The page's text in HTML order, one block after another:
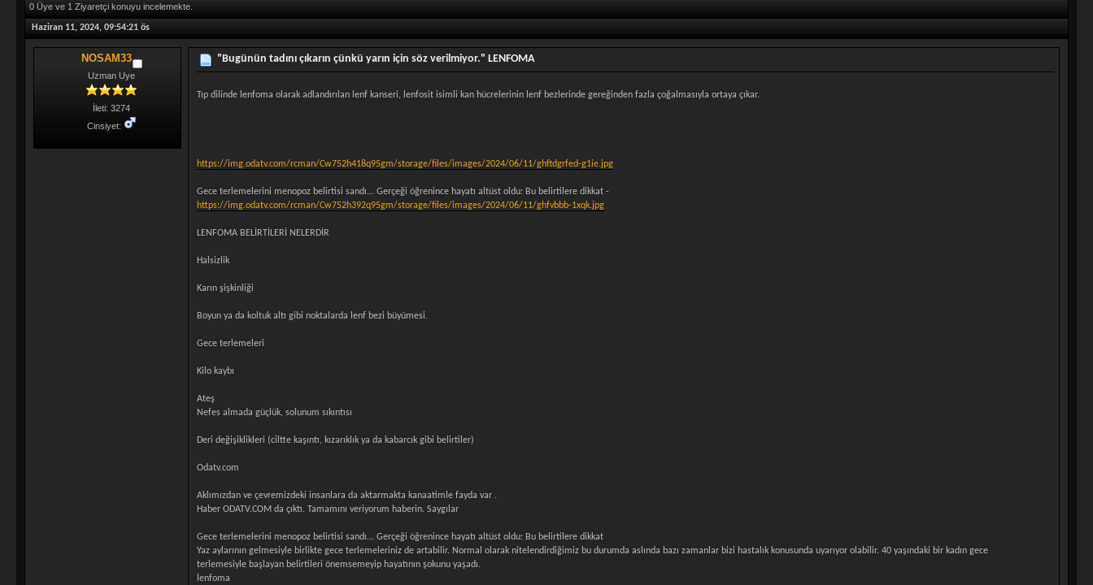
0 Üye ve 1 Ziyaretçi konuyu incelemekte.
Haziran 11, 2024, 09:54:21 ös
NOSAM33
Uzman Uye
İleti: 3274
Cinsiyet:
"Bugünün tadını çıkarın çünkü yarın için söz verilmiyor." LENFOMA
Tıp dilinde lenfoma olarak adlandırılan lenf kanseri, lenfosit isimli kan hücrelerinin lenf bezlerinde gereğinden fazla çoğalmasıyla ortaya çıkar.
https://img.odatv.com/rcman/Cw752h418q95gm/storage/files/images/2024/06/11/ghftdgrfed-g1ie.jpg
Gece terlemelerini menopoz belirtisi sandı... Gerçeği öğrenince hayatı altüst oldu: Bu belirtilere dikkat -
https://img.odatv.com/rcman/Cw752h392q95gm/storage/files/images/2024/06/11/ghfvbbb-1xqk.jpg
LENFOMA BELİRTİLERİ NELERDİR
Halsizlik
Karın şişkinliği
Boyun ya da koltuk altı gibi noktalarda lenf bezi büyümesi.
Gece terlemeleri
Kilo kaybı
Ateş
Nefes almada güçlük, solunum sıkıntısı
Deri değişiklikleri (ciltte kaşıntı, kızarıklık ya da kabarcık gibi belirtiler)
Odatv.com
Aklımızdan ve çevremizdeki insanlara da aktarmakta kanaatimle fayda var .
Haber ODATV.COM da çıktı. Tamamını veriyorum haberin. Saygılar
Gece terlemelerini menopoz belirtisi sandı... Gerçeği öğrenince hayatı altüst oldu: Bu belirtilere dikkat
Yaz aylarının gelmesiyle birlikte gece terlemeleriniz de artabilir. Normal olarak nitelendirdiğimiz bu durumda aslında bazı zamanlar bizi hastalık konusunda uyarıyor olabilir. 40 yaşındaki bir kadın gece
terlemesiyle başlayan belirtileri önemsemeyip hayatının şokunu yaşadı.
lenfoma